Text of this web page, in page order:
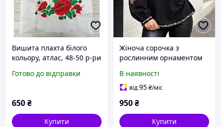
Вишита плахта білого
кольору, атлас, 48-50 р-ри
Готово до відправки
650₴
Купити
Жіноча сорочка з
рослинним орнаментом
В наявності
від95₴/міс
950₴
Купити